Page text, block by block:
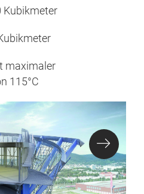
Kubikmeter
maximaler
115°C